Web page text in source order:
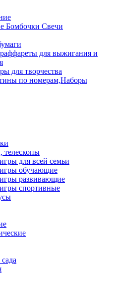
Бомбочки Свечи
для выжигания и
для творчества
по номерам,Наборы
телескопы
для всей семьи
обучающие
развивающие
спортивные